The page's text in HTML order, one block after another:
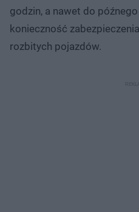
godzin, a nawet do
konieczność
rozbitych pojazdów.